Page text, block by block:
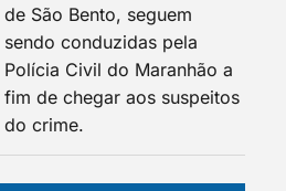
de São Bento, seguem
sendo conduzidas pela
Polícia Civil do Maranhão a
fim de chegar aos suspeitos
do crime.